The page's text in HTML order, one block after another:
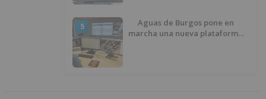
5
Aguas de Burgos pone en
marcha una nueva plataforma